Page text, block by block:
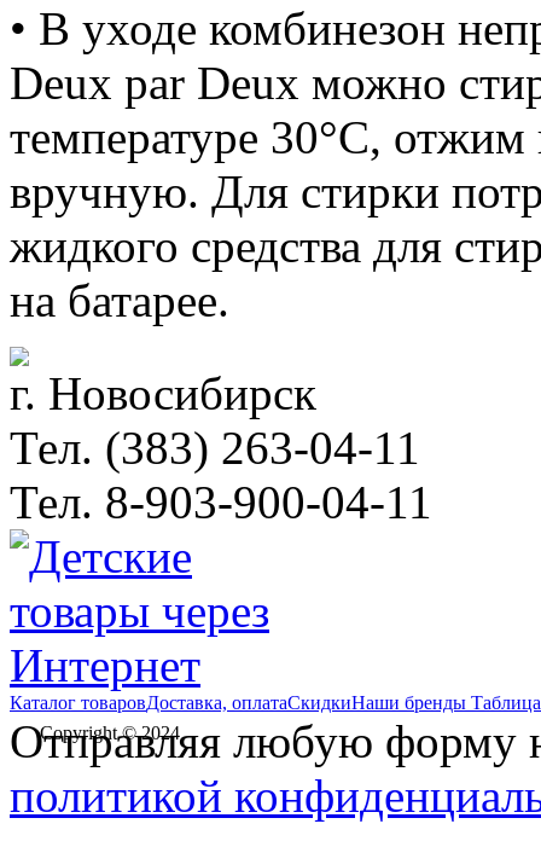
• В уходе комбинезон
Deux par Deux можно
температуре 30°С,
вручную. Для стирки
жидкого средства для
на батарее.
г. Новосибирск
Тел. (383) 263-04-11
Тел. 8-903-900-04-11
Каталог товаровДоставка, оплатаСкидкиНаши бренды
Copyright © 2024
Отправляя любую форму
политикой